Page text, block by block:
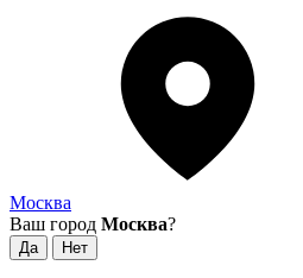
Москва
Ваш город Москва?